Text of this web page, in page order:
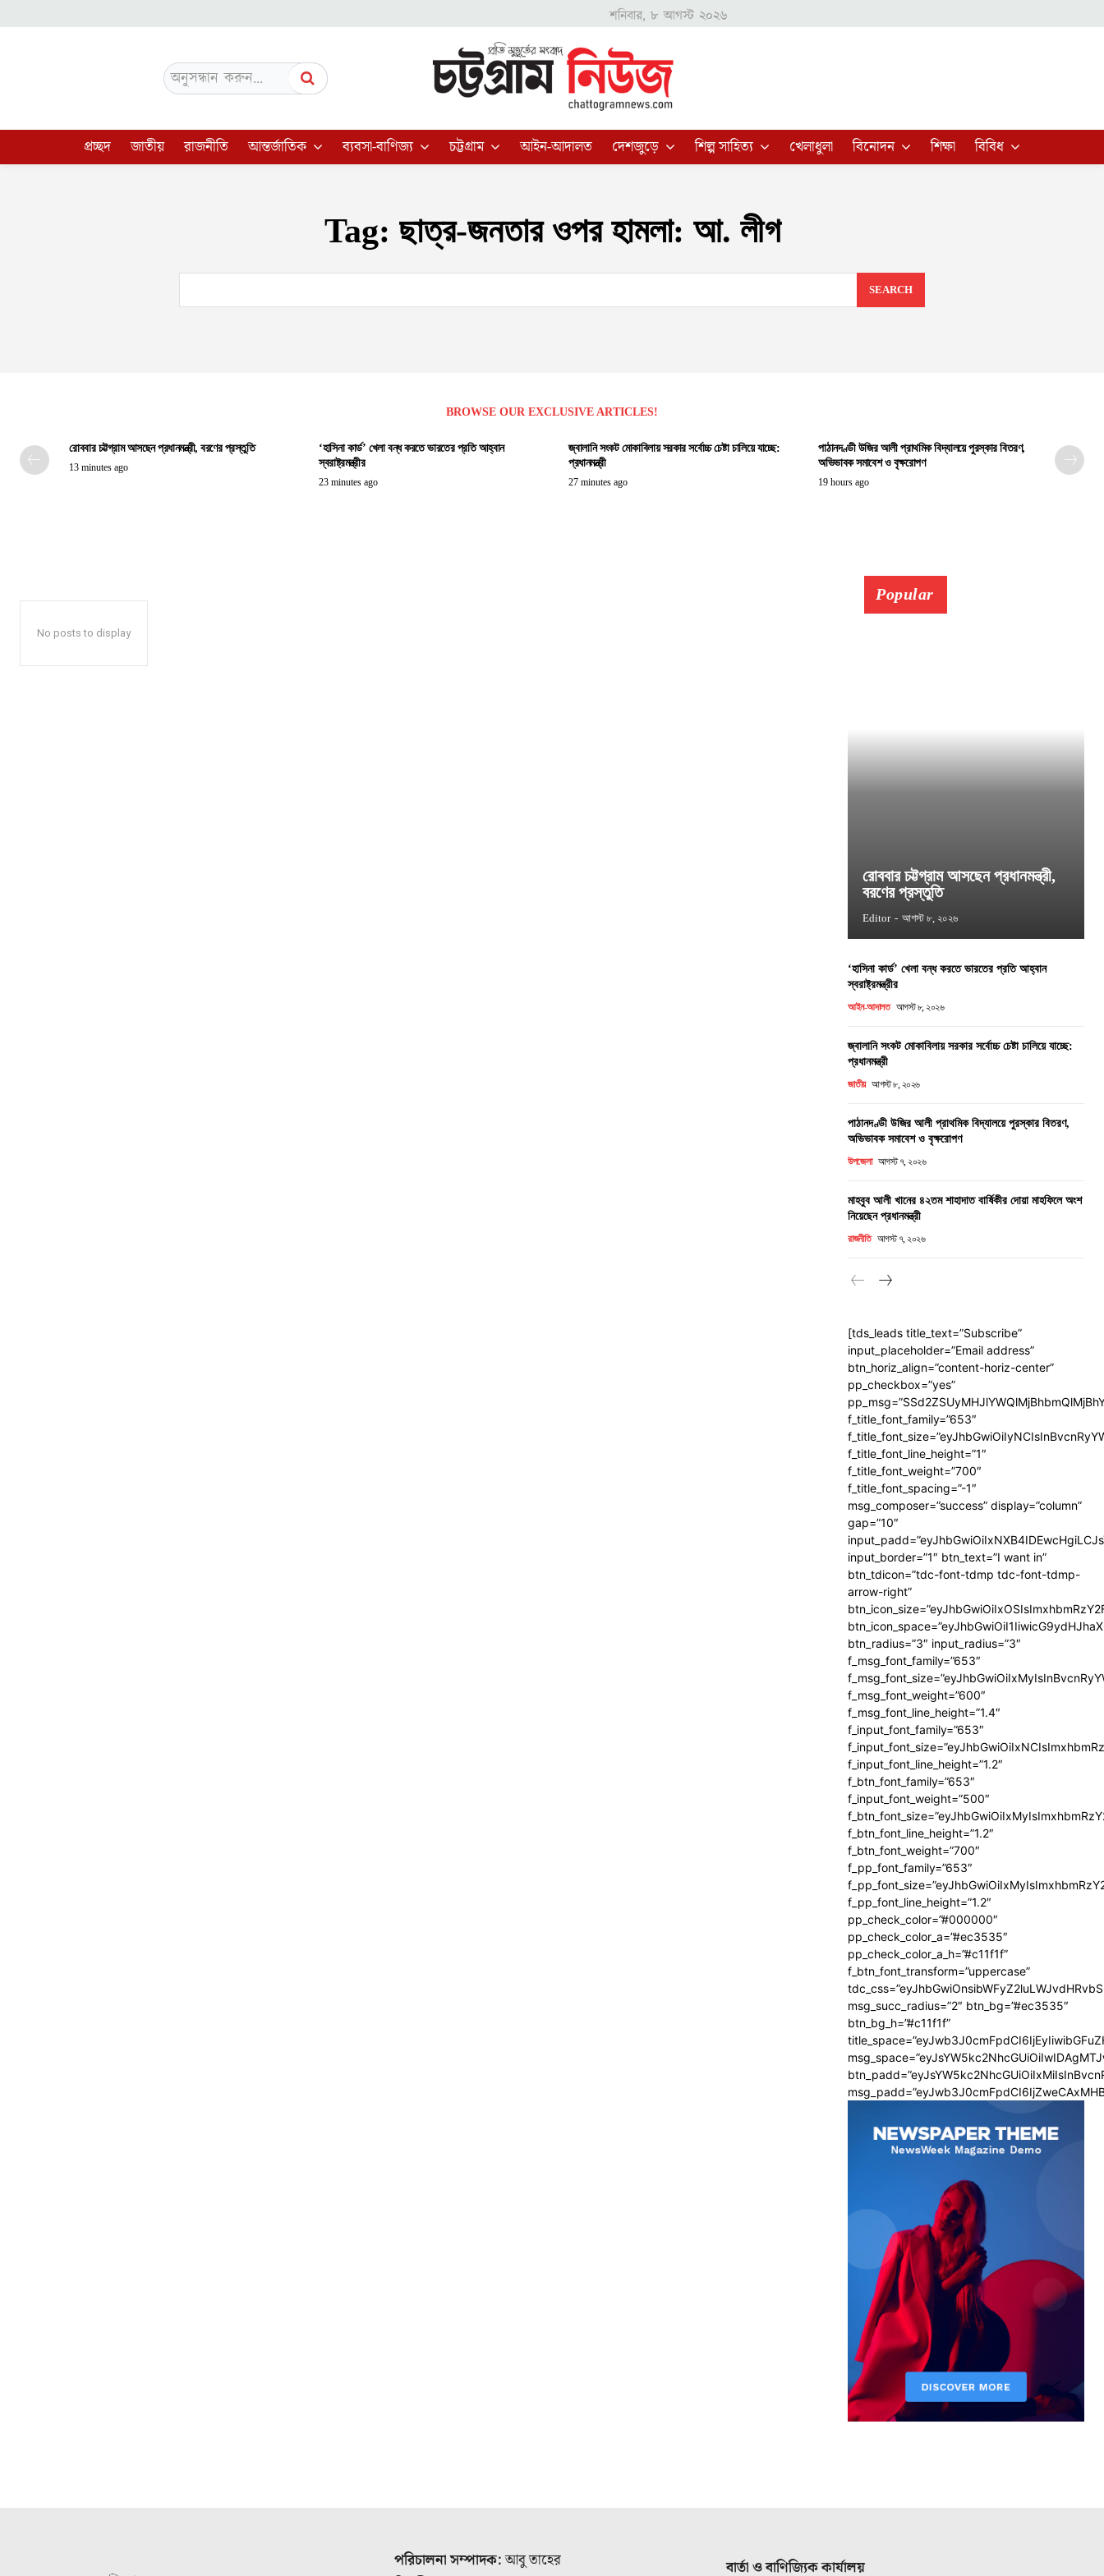
শনিবার, ৮ আগস্ট ২০২৬
অনুসন্ধান করুন...
প্রচ্ছদ জাতীয় রাজনীতি আন্তর্জাতিক ব্যবসা-বাণিজ্য চট্টগ্রাম আইন-আদালত দেশজুড়ে শিল্প সাহিত্য খেলাধুলা বিনোদন শিক্ষা বিবিধ
Tag: ছাত্র-জনতার ওপর হামলা: আ. লীগ
SEARCH
BROWSE OUR EXCLUSIVE ARTICLES!
রোববার চট্টগ্রাম আসছেন প্রধানমন্ত্রী, বরণের প্রস্তুতি
13 minutes ago
‘হাসিনা কার্ড’ খেলা বন্ধ করতে ভারতের প্রতি আহ্বান
স্বরাষ্ট্রমন্ত্রীর
23 minutes ago
জ্বালানি সংকট মোকাবিলায় সরকার সর্বোচ্চ চেষ্টা চালিয়ে যাচ্ছে:
প্রধানমন্ত্রী
27 minutes ago
পাঠানদণ্ডী উজির আলী প্রাথমিক বিদ্যালয়ে পুরস্কার বিতরণ,
অভিভাবক সমাবেশ ও বৃক্ষরোপণ
19 hours ago
No posts to display
Popular
রোববার চট্টগ্রাম আসছেন প্রধানমন্ত্রী,
বরণের প্রস্তুতি
Editor - আগস্ট ৮, ২০২৬
‘হাসিনা কার্ড’ খেলা বন্ধ করতে ভারতের প্রতি আহ্বান
স্বরাষ্ট্রমন্ত্রীর
আইন-আদালত আগস্ট ৮, ২০২৬
জ্বালানি সংকট মোকাবিলায় সরকার সর্বোচ্চ চেষ্টা চালিয়ে যাচ্ছে:
প্রধানমন্ত্রী
জাতীয় আগস্ট ৮, ২০২৬
পাঠানদণ্ডী উজির আলী প্রাথমিক বিদ্যালয়ে পুরস্কার বিতরণ,
অভিভাবক সমাবেশ ও বৃক্ষরোপণ
উপজেলা আগস্ট ৭, ২০২৬
মাহবুব আলী খানের ৪২তম শাহাদাত বার্ষিকীর দোয়া মাহফিলে অংশ
নিয়েছেন প্রধানমন্ত্রী
রাজনীতি আগস্ট ৭, ২০২৬
[tds_leads title_text=”Subscribe”
input_placeholder=”Email address”
btn_horiz_align=”content-horiz-center”
pp_checkbox=”yes”
f_title_font_family=”653″
f_title_font_line_height=”1″
f_title_font_weight=”700″
f_title_font_spacing=”-1″
msg_composer=”success” display=”column”
gap=”10″
input_border=”1″ btn_text=”I want in”
btn_tdicon=”tdc-font-tdmp tdc-font-tdmp-
arrow-right”
btn_radius=”3″ input_radius=”3″
f_msg_font_family=”653″
f_msg_font_weight=”600″
f_msg_font_line_height=”1.4″
f_input_font_family=”653″
f_input_font_line_height=”1.2″
f_btn_font_family=”653″
f_input_font_weight=”500″
f_btn_font_line_height=”1.2″
f_btn_font_weight=”700″
f_pp_font_family=”653″
f_pp_font_line_height=”1.2″
pp_check_color=”#000000″
pp_check_color_a=”#ec3535″
pp_check_color_a_h=”#c11f1f”
f_btn_font_transform=”uppercase”
msg_succ_radius=”2″ btn_bg=”#ec3535″
btn_bg_h=”#c11f1f”
পরিচালনা সম্পাদক:আবু তাহের
বার্তা ও বাণিজ্যিক কার্যালয়